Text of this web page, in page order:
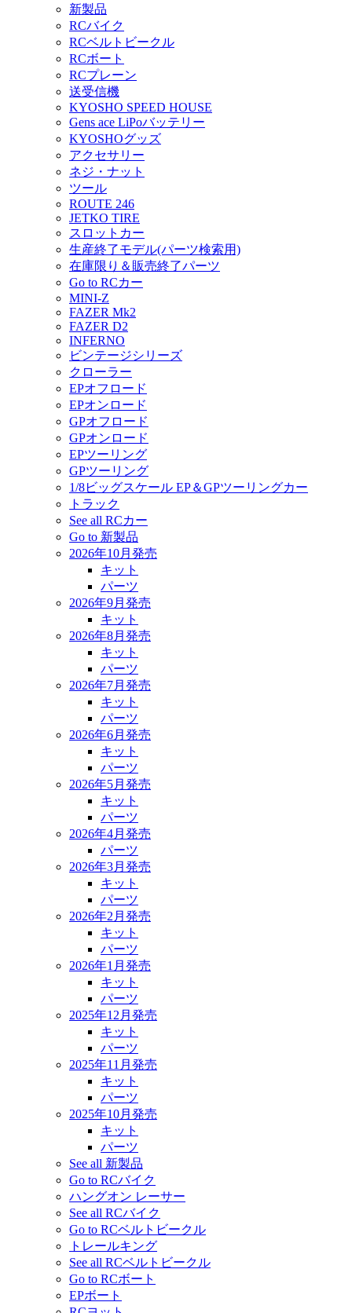
新製品
RCバイク
RCベルトビークル
RCボート
RCプレーン
送受信機
KYOSHO SPEED HOUSE
Gens ace LiPoバッテリー
KYOSHOグッズ
アクセサリー
ネジ・ナット
ツール
ROUTE 246
JETKO TIRE
スロットカー
生産終了モデル(パーツ検索用)
在庫限り＆販売終了パーツ
Go to RCカー
MINI-Z
FAZER Mk2
FAZER D2
INFERNO
ビンテージシリーズ
クローラー
EPオフロード
EPオンロード
GPオフロード
GPオンロード
EPツーリング
GPツーリング
1/8ビッグスケール EP＆GPツーリングカー
トラック
See all RCカー
Go to 新製品
2026年10月発売
キット
パーツ
2026年9月発売
キット
2026年8月発売
キット
パーツ
2026年7月発売
キット
パーツ
2026年6月発売
キット
パーツ
2026年5月発売
キット
パーツ
2026年4月発売
パーツ
2026年3月発売
キット
パーツ
2026年2月発売
キット
パーツ
2026年1月発売
キット
パーツ
2025年12月発売
キット
パーツ
2025年11月発売
キット
パーツ
2025年10月発売
キット
パーツ
See all 新製品
Go to RCバイク
ハングオン レーサー
See all RCバイク
Go to RCベルトビークル
トレールキング
See all RCベルトビークル
Go to RCボート
EPボート